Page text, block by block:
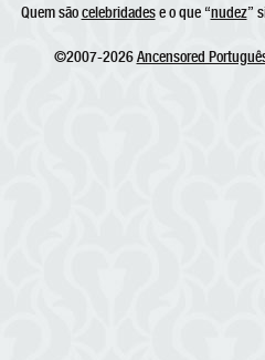
Quem sãocelebridadese o que “nudez”
©2007-2026Ancensored